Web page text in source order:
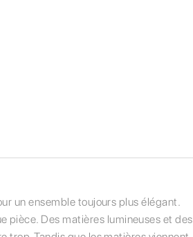
un ensemble toujours plus élégant.
pièce. Des matières lumineuses et des